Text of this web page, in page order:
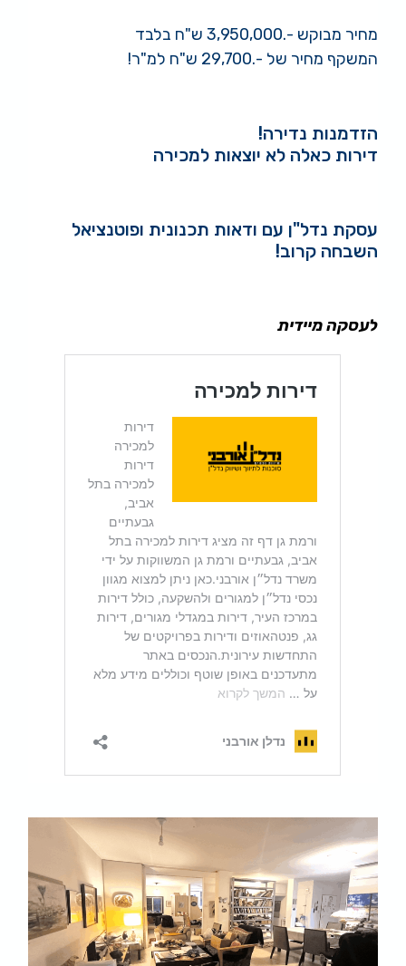
מחיר מבוקש -.3,950,000 ש"ח בלבד
המשקף מחיר של -.29,700 ש"ח למ"ר!
הזדמנות נדירה!
דירות כאלה לא יוצאות למכירה
עסקת נדל"ן עם ודאות תכנונית ופוטנציאל
השבחה קרוב!
לעסקה מיידית